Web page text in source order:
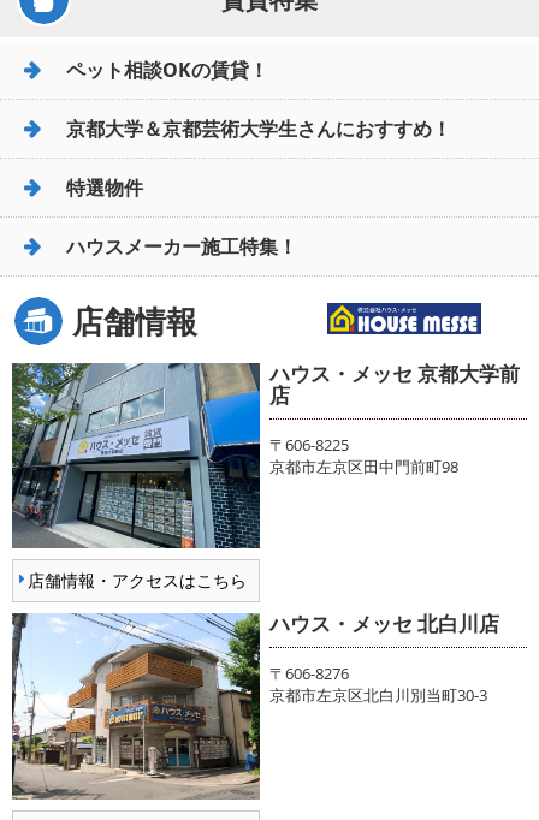
ペット相談OKの賃貸！
京都大学＆京都芸術大学生さんにおすすめ！
特選物件
ハウスメーカー施工特集！
店舗情報
店舗情報・アクセスはこちら
ハウス・メッセ 京都大学前
店
〒606-8225
京都市左京区田中門前町98
ハウス・メッセ 北白川店
〒606-8276
京都市左京区北白川別当町30-3